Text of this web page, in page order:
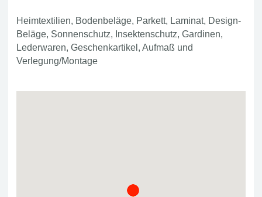
Heimtextilien, Bodenbeläge, Parkett, Laminat, Design-
Beläge, Sonnenschutz, Insektenschutz, Gardinen,
Lederwaren, Geschenkartikel, Aufmaß und
Verlegung/Montage